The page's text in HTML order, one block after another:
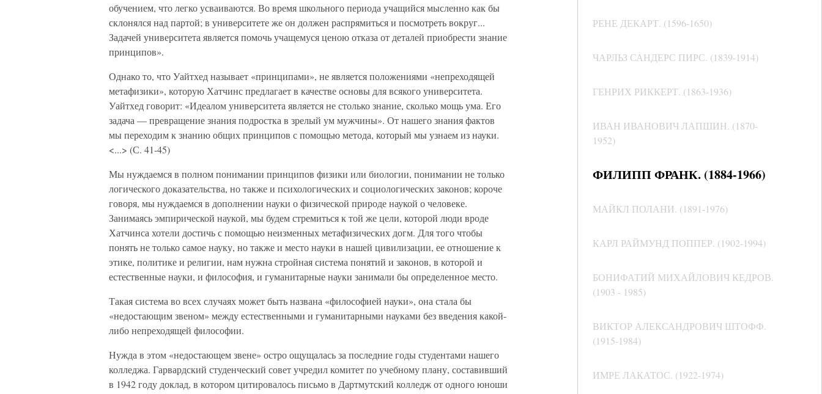
РЕНЕ ДЕКАРТ. (1596-1650)
ЧАРЛЬЗ САНДЕРС ПИРС. (1839-1914)
ГЕНРИХ РИККЕРТ. (1863-1936)
ИВАН ИВАНОВИЧ ЛАПШИН. (1870-
1952)
ФИЛИПП ФРАНК. (1884-1966)
МАЙКЛ ПОЛАНИ. (1891-1976)
КАРЛ РАЙМУНД ПОППЕР. (1902-1994)
БОНИФАТИЙ МИХАЙЛОВИЧ КЕДРОВ.
(1903 - 1985)
ВИКТОР АЛЕКСАНДРОВИЧ ШТОФФ.
(1915-1984)
ИМРЕ ЛАКАТОС. (1922-1974)
обучением, что легко усваиваются. Во время школьного периода учащийся мысленно как бы
склонялся над партой; в университете же он должен распрямиться и посмотреть вокруг...
Задачей университета является помочь учащемуся ценою отказа от деталей приобрести знание
принципов».
Однако то, что Уайтхед называет «принципами», не является положениями «непреходящей
метафизики», которую Хатчинс предлагает в качестве основы для всякого университета.
Уайтхед говорит: «Идеалом университета является не столько знание, сколько мощь ума. Его
задача — превращение знания подростка в зрелый ум мужчины». От нашего знания фактов
мы переходим к знанию общих принципов с помощью метода, который мы узнаем из науки.
<...> (С. 41-45)
Мы нуждаемся в полном понимании принципов физики или биологии, понимании не только
логического доказательства, но также и психологических и социологических законов; короче
говоря, мы нуждаемся в дополнении науки о физической природе наукой о человеке.
Занимаясь эмпирической наукой, мы будем стремиться к той же цели, которой люди вроде
Хатчинса хотели достичь с помощью неизменных метафизических догм. Для того чтобы
понять не только самое науку, но также и место науки в нашей цивилизации, ее отношение к
этике, политике и религии, нам нужна стройная система понятий и законов, в которой и
естественные науки, и философия, и гуманитарные науки занимали бы определенное место.
Такая система во всех случаях может быть названа «философией науки», она стала бы
«недостающим звеном» между естественными и гуманитарными науками без введения какой-
либо непреходящей философии.
Нужда в этом «недостающем звене» остро ощущалась за последние годы студентами нашего
колледжа. Гарвардский студенческий совет учредил комитет по учебному плану, составивший
в 1942 году доклад, в котором цитировалось письмо в Дартмутский колледж от одного юноши